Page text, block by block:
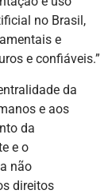
no Brasil,
e
e confiáveis.”
da
e aos
da
e o
não
direitos